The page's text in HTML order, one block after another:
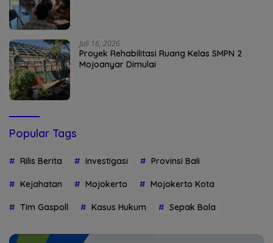
Juli 16, 2026
Proyek Rehabilitasi Ruang Kelas SMPN 2
Mojoanyar Dimulai
Popular Tags
Rilis Berita Investigasi Provinsi Bali
Kejahatan Mojokerto Mojokerto Kota
Tim Gaspoll Kasus Hukum Sepak Bola